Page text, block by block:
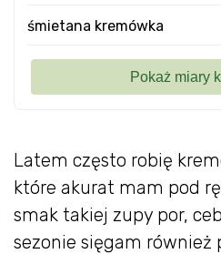
Latem często robię
które akurat mam pod
smak takiej zupy por,
sezonie sięgam również
śmietana kremówka